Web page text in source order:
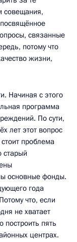
совещания,
связанные
потому что
жизни,
Начиная с этого
программа
По сути,
лет этот вопрос
проблема
старый
основные фонды.
года
что, если
не хватает
построить пять
центрах.